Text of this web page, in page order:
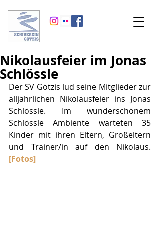
Nikolausfeier im Jonas
Schlössle
Der SV Götzis lud seine Mitglieder zur
alljährlichen Nikolausfeier ins Jonas
Schlössle. Im wunderschönem
Schlössle Ambiente warteten 35
Kinder mit ihren Eltern, Großeltern
[Fotos]